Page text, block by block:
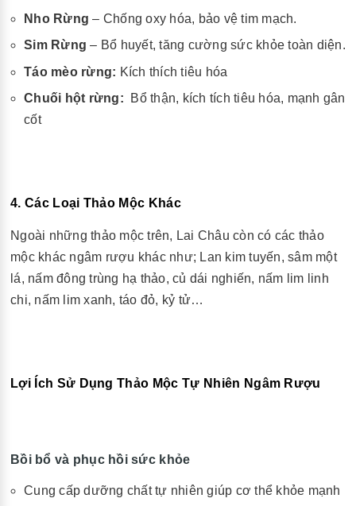
Nho Rừng – Chống oxy hóa, bảo vệ tim mạch.
Sim Rừng – Bổ huyết, tăng cường sức khỏe toàn diện.
Táo mèo rừng: Kích thích tiêu hóa
Chuối hột rừng:
Bổ thận, kích tích tiêu hóa, mạnh gân
cốt
4. Các Loại Thảo Mộc Khác
Ngoài những thảo mộc trên, Lai Châu còn có các thảo
mộc khác ngâm rượu khác như; Lan kim tuyến, sâm một
lá, nấm đông trùng hạ thảo, củ dái nghiến, nấm lim linh
chi, nấm lim xanh, táo đỏ, kỷ tử…
Lợi Ích Sử Dụng Thảo Mộc Tự Nhiên Ngâm Rượu
Bồi bổ và phục hồi sức khỏe
Cung cấp dưỡng chất tự nhiên giúp cơ thể khỏe mạnh